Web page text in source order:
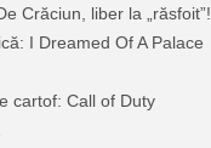
Crăciun, liber la „răsfoit”!
I Dreamed Of A Palace
cartof: Call of Duty